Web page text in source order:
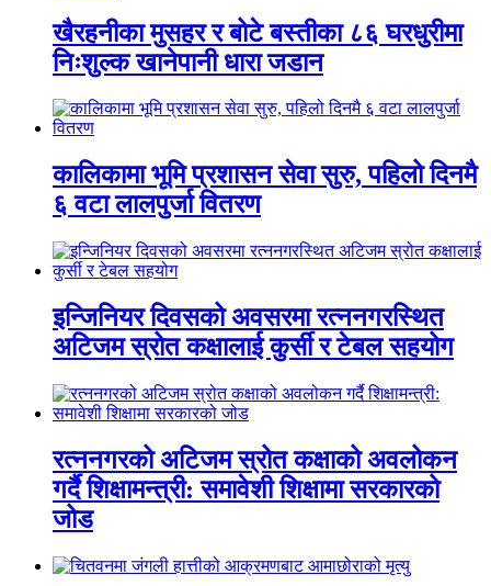
खैरहनीका मुसहर र बोटे बस्तीका ८६ घरधुरीमा
निःशुल्क खानेपानी धारा जडान
कालिकामा भूमि प्रशासन सेवा सुरु, पहिलो दिनमै
६ वटा लालपुर्जा वितरण
इन्जिनियर दिवसको अवसरमा रत्ननगरस्थित
अटिजम स्रोत कक्षालाई कुर्सी र टेबल सहयोग
रत्ननगरको अटिजम स्रोत कक्षाको अवलोकन
गर्दै शिक्षामन्त्री: समावेशी शिक्षामा सरकारको
जोड